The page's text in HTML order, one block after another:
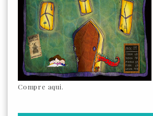
Compre aqui.